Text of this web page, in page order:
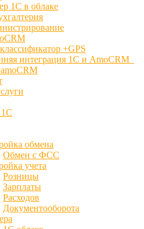
1С в облаке
+GPS
интеграция 1С и AmoCRM
1С
обмена
Обмен с ФСС
учета
Розницы
Зарплаты
Расходов
Документооборота